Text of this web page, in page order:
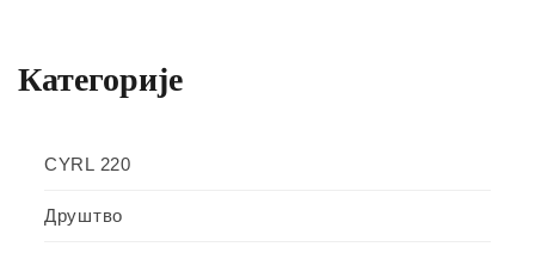
Категорије
CYRL 220
Друштво